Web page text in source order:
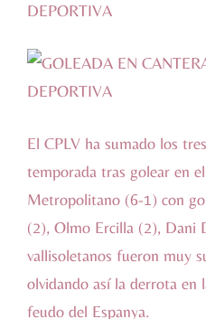
El CPLV ha sumado los
temporada tras golear en
Metropolitano (6-1) con
(2), Olmo Ercilla (2), Dani
vallisoletanos fueron muy
olvidando así la derrota en
feudo del Espanya.